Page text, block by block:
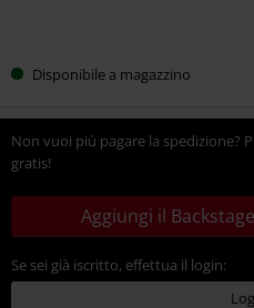
la
taglia
Disponibile a magazzino
Non vuoi più pagare la spedizione?
gratis!
Aggiungi il
Se sei già iscritto, effettua il login: